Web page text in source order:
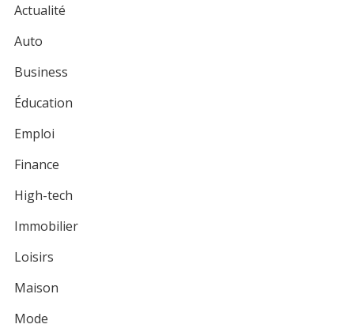
Actualité
Auto
Business
Éducation
Emploi
Finance
High-tech
Immobilier
Loisirs
Maison
Mode